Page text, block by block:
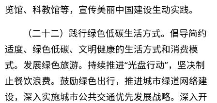
览馆、科教馆等，宣传美丽中国建设生动实践。
（二十二）践行绿色低碳生活方式。倡导简约
适度、绿色低碳、文明健康的生活方式和消费模
式。发展绿色旅游。持续推进“光盘行动”，坚决制
止餐饮浪费。鼓励绿色出行，推进城市绿道网络建
设，深入实施城市公共交通优先发展战略。深入开